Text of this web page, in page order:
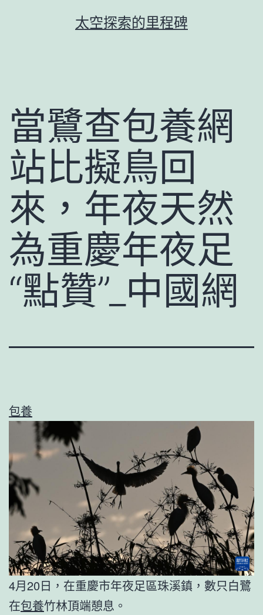
太空探索的里程碑
當鷺查包養網
站比擬鳥回
來，年夜天然
為重慶年夜足
“點贊”_中國網
包養
4月20日，在重慶市年夜足區珠溪鎮，數只白鷺
在包養竹林頂端憩息。